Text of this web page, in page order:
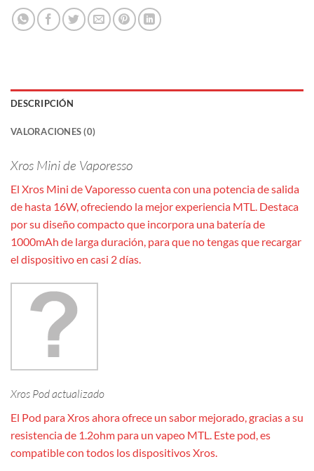
DESCRIPCIÓN
VALORACIONES (0)
Xros Mini de Vaporesso
El Xros Mini de Vaporesso cuenta con una potencia de salida
de hasta 16W, ofreciendo la mejor experiencia MTL. Destaca
por su diseño compacto que incorpora una batería de
1000mAh de larga duración, para que no tengas que recargar
el dispositivo en casi 2 días.
Xros Pod actualizado
El Pod para Xros ahora ofrece un sabor mejorado, gracias a su
resistencia de 1.2ohm para un vapeo MTL. Este pod, es
compatible con todos los dispositivos Xros.